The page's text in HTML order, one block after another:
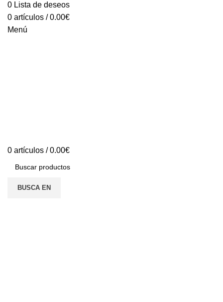
0 Lista de deseos
0 artículos / 0.00€
Menú
0 artículos / 0.00€
BUSCA EN